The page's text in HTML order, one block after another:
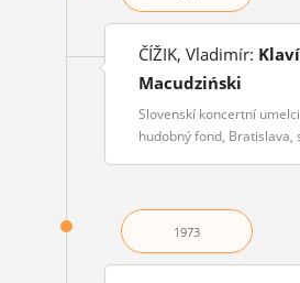
ČÍŽIK, Vladimír:
Macudziński
Slovenskí koncertní
hudobný fond, Bratislava,
1973